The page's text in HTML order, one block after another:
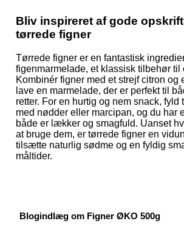
Bliv inspireret af gode
tørrede figner
Tørrede figner er en fantastisk
figenmarmelade, et klassisk tilbehør til
Kombinér figner med et strejf citron og
lave en marmelade, der er perfekt til
retter. For en hurtig og nem snack, fyld
med nødder eller marcipan, og du har
både er lækker og smagfuld. Uanset
at bruge dem, er tørrede figner en
tilsætte naturlig sødme og en fyldig
måltider.
Blogindlæg om Figner ØKO 500g